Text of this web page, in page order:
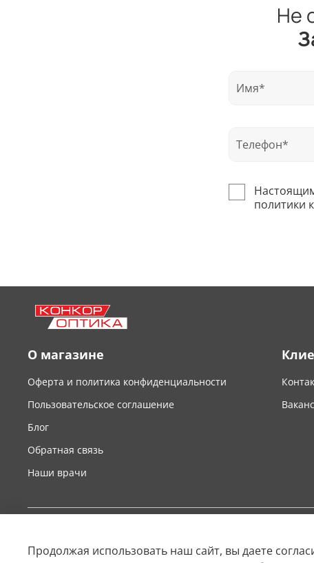
Не
политики
О магазине
Оферта и политика конфиденциальности
Пользовательское соглашение
Блог
Обратная связь
Наши врачи
Продолжая использовать наш сайт, вы даете